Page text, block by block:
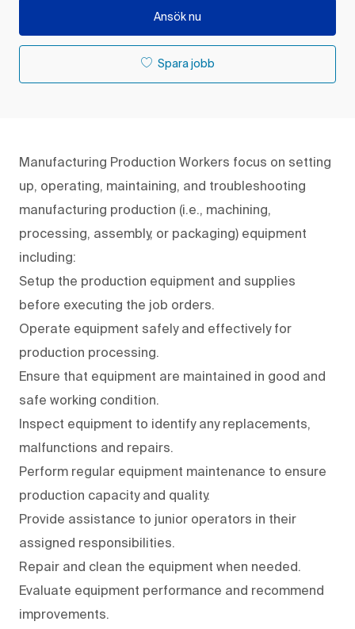
Ansök nu
Spara jobb
Manufacturing Production Workers focus on setting
up, operating, maintaining, and troubleshooting
manufacturing production (i.e., machining,
processing, assembly, or packaging) equipment
including:
Setup the production equipment and supplies
before executing the job orders.
Operate equipment safely and effectively for
production processing.
Ensure that equipment are maintained in good and
safe working condition.
Inspect equipment to identify any replacements,
malfunctions and repairs.
Perform regular equipment maintenance to ensure
production capacity and quality.
Provide assistance to junior operators in their
assigned responsibilities.
Repair and clean the equipment when needed.
Evaluate equipment performance and recommend
improvements.